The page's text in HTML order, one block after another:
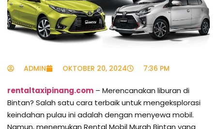
ADMIN OKTOBER 20, 2024 7:36 PM
rentaltaxipinang.com – Merencanakan liburan di
Bintan? Salah satu cara terbaik untuk mengeksplorasi
keindahan pulau ini adalah dengan menyewa mobil.
Namun, menemukan Rental Mobil Murah Bintan yang